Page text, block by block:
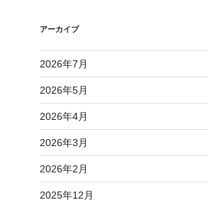
アーカイブ
2026年7月
2026年5月
2026年4月
2026年3月
2026年2月
2025年12月